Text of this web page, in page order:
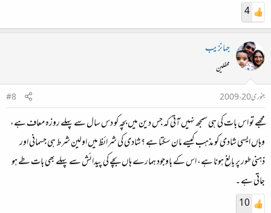
4
جہانزیب
محفلین
جنوری 20، 2009
#8
مجھے تو اس بات کی ہی سمجھ نہیں‌ آتی کہ جس دین میں بچہ کو دس سال سے پہلے روزہ معاف ہے،
وہاں‌ ایسی شادی کو مذہب کیسے مان سکتا ہے ؟‌شادی کی شرائظ‌ میں‌ اولین شرط ہی جسمانی اور
ذہنی طور پر بالغ‌ ہونا ہے، اس کے باوجود ہمارے ہاں‌ بچے کی پیدائش سے پہلے بھی بات طے ہو
جاتی ہے ۔
10